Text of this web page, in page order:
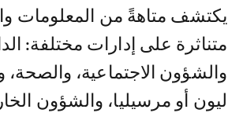
يكتشف متاهةً من المعلومات
متناثرة على إدارات مختلفة:
والشؤون الاجتماعية،
ليون أو مرسيليا، والشؤون